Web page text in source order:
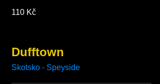
110 Kč
Dufftown
Skotsko - Speyside